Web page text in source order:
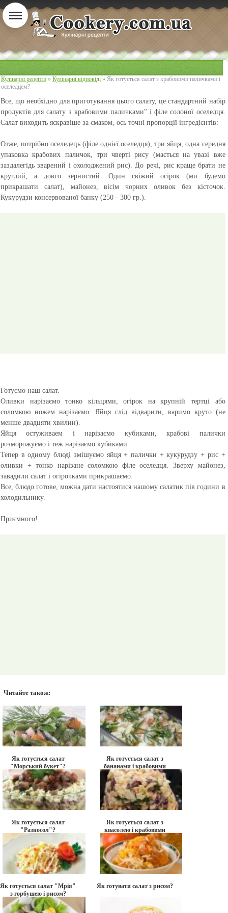
Кулінарні рецепти » Кулінарні відповіді » Як готується салат з крабовими паличками і
оселедцем?
Все, що необхідно для приготування цього салату, це стандартний набір
продуктів для салату з крабовими паличками" і філе солоної оселедця.
Салат виходить яскравіше за смаком, ось точні пропорції інгредієнтів:
Отже, потрібно оселедець (філе однієї оселедця), три яйця, одна середня
упаковка крабових паличок, три чверті рису (мається на увазі вже
заздалегідь зварений і охолоджений рис). До речі, рис краще брати не
круглий, а довго зернистий. Один свіжий огірок (ми будемо
прикрашати салат), майонез, вісім чорних оливок без кісточок.
Кукурудзи консервованої банку (250 - 300 гр.).
Готуємо наш салат.
Оливки нарізаємо тонко кільцями, огірок на крупній тертці або
соломкою ножем нарізаємо. Яйця слід відварити, варимо круто (не
менше двадцяти хвилин).
Яйця остуживаем і нарізаємо кубиками, крабові палички
розморожуємо і теж нарізаємо кубиками.
Тепер в одному блюді змішуємо яйця + палички + кукурудзу + рис +
оливки + тонко нарізане соломкою філе оселедця. Зверху майонез,
завадили салат і огірочками прикрашаємо.
Все, блюдо готове, можна дати настоятися нашому салатик пів години в
холодильнику.
Приємного!
Читайте також:
Як готується салат
"Морський букет"?
Як готується салат з
бананами і крабовими
паличками?
Як готується салат
"Разносол"?
Як готується салат з
квасолею і крабовими
паличками?
Як готується салат "Мрія"
з горбушею і рисом?
Як готувати салат з рисом?